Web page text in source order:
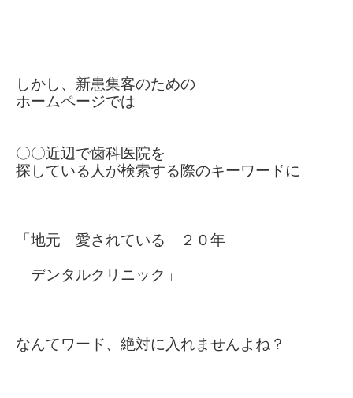
しかし、新患集客のための
ホームページでは
〇〇近辺で歯科医院を
探している人が検索する際のキーワードに
「地元 愛されている ２０年
デンタルクリニック」
なんてワード、絶対に入れませんよね？